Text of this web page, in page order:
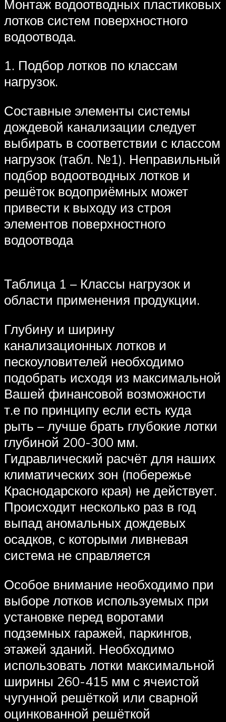
Монтаж водоотводных пластиковых
лотков систем поверхностного
водоотвода.
1. Подбор лотков по классам
нагрузок.
Составные элементы системы
дождевой канализации следует
выбирать в соответствии с классом
нагрузок (табл. №1). Неправильный
подбор водоотводных лотков и
решёток водоприёмных может
привести к выходу из строя
элементов поверхностного
водоотвода
Таблица 1 – Классы нагрузок и
области применения продукции.
Глубину и ширину
канализационных лотков и
пескоуловителей необходимо
подобрать исходя из максимальной
Вашей финансовой возможности
т.е по принципу если есть куда
рыть – лучше брать глубокие лотки
глубиной 200-300 мм.
Гидравлический расчёт для наших
климатических зон (побережье
Краснодарского края) не действует.
Происходит несколько раз в год
выпад аномальных дождевых
осадков, с которыми ливневая
система не справляется
Особое внимание необходимо при
выборе лотков используемых при
установке перед воротами
подземных гаражей, паркингов,
этажей зданий. Необходимо
использовать лотки максимальной
ширины 260-415 мм с ячеистой
чугунной решёткой или сварной
оцинкованной решёткой